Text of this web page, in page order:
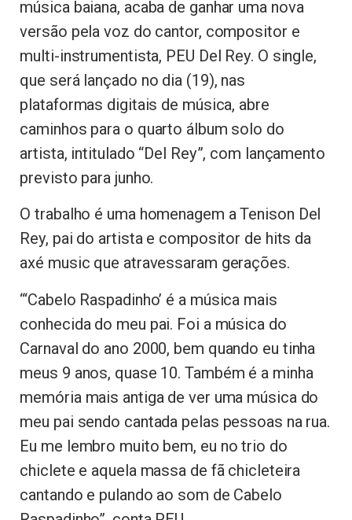
música baiana, acaba de ganhar uma nova
versão pela voz do cantor, compositor e
multi-instrumentista, PEU Del Rey. O single,
que será lançado no dia (19), nas
plataformas digitais de música, abre
caminhos para o quarto álbum solo do
artista, intitulado “Del Rey”, com lançamento
previsto para junho.
O trabalho é uma homenagem a Tenison Del
Rey, pai do artista e compositor de hits da
axé music que atravessaram gerações.
“‘Cabelo Raspadinho’ é a música mais
conhecida do meu pai. Foi a música do
Carnaval do ano 2000, bem quando eu tinha
meus 9 anos, quase 10. Também é a minha
memória mais antiga de ver uma música do
meu pai sendo cantada pelas pessoas na rua.
Eu me lembro muito bem, eu no trio do
chiclete e aquela massa de fã chicleteira
cantando e pulando ao som de Cabelo